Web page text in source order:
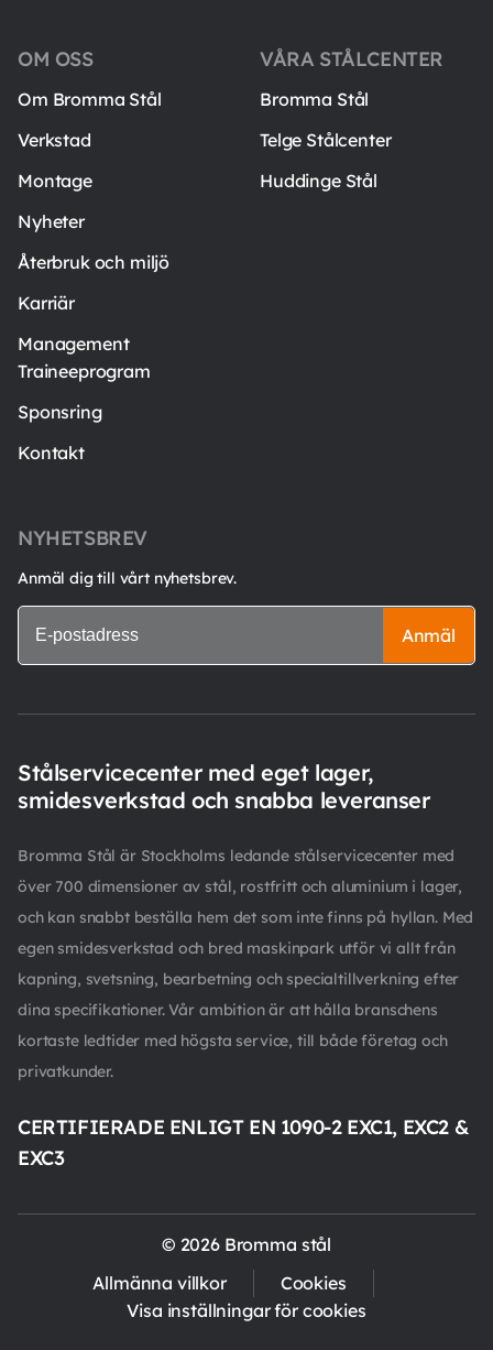
VÅRA STÅLCENTER
Bromma Stål
Telge Stålcenter
Huddinge Stål
OM OSS
Om Bromma Stål
Verkstad
Montage
Nyheter
Återbruk och miljö
Karriär
Management
Traineeprogram
Sponsring
Kontakt
NYHETSBREV
Anmäl dig till vårt nyhetsbrev.
Anmäl
Stålservicecenter med eget lager,
smidesverkstad och snabba leveranser
Bromma Stål är Stockholms ledande stålservicecenter med
över 700 dimensioner av stål, rostfritt och aluminium i lager,
och kan snabbt beställa hem det som inte finns på hyllan. Med
egen smidesverkstad och bred maskinpark utför vi allt från
kapning, svetsning, bearbetning och specialtillverkning efter
dina specifikationer. Vår ambition är att hålla branschens
kortaste ledtider med högsta service, till både företag och
privatkunder.
CERTIFIERADE ENLIGT EN 1090-2 EXC1, EXC2 &
EXC3
© 2026 Bromma stål
Allmänna villkor
Cookies
Visa inställningar för cookies